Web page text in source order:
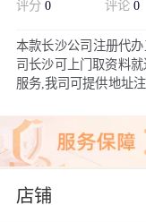
评分 0 评论 0
本款长沙公司注册代
司长沙可上门取资料
服务,我司可提供地址
站，资料齐全无误一
店铺